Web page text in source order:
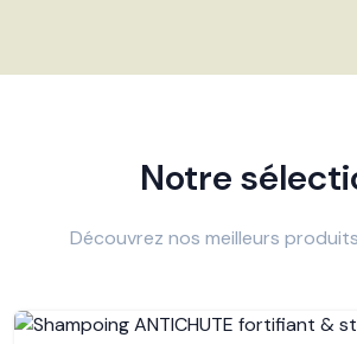
Notre
Découvrez nos meilleurs